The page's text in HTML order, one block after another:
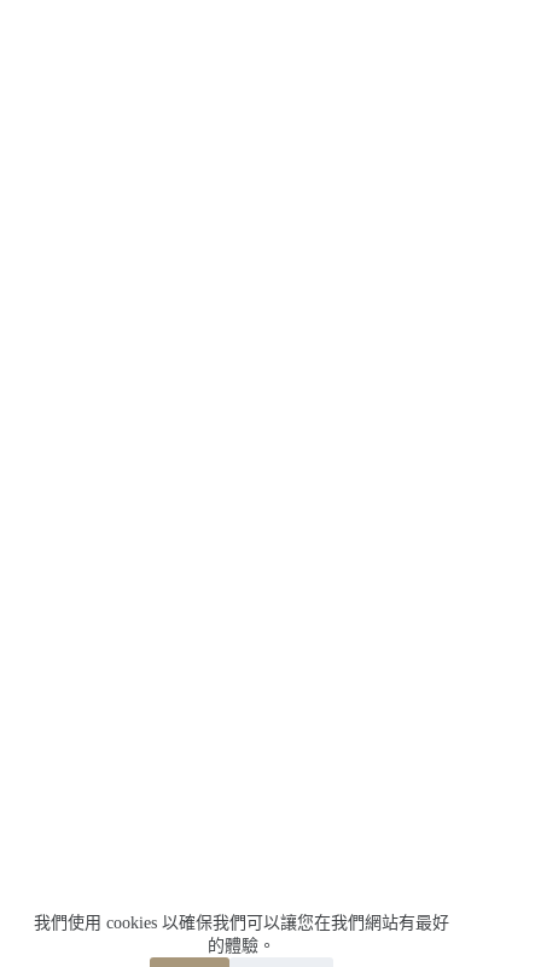
我們使用 cookies 以確保我們可以讓您在我們網站有最好
的體驗。